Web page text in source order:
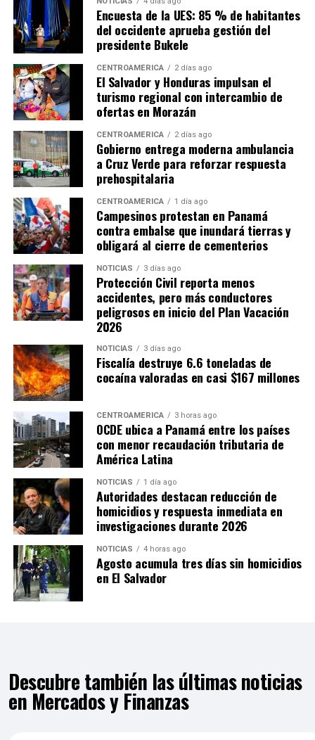
Encuesta de la UES: 85 % de habitantes
del occidente aprueba gestión del
presidente Bukele
CENTROAMÉRICA 2 días ago
El Salvador y Honduras impulsan el
turismo regional con intercambio de
ofertas en Morazán
CENTROAMÉRICA 2 días ago
Gobierno entrega moderna ambulancia
a Cruz Verde para reforzar respuesta
prehospitalaria
CENTROAMÉRICA 1 día ago
Campesinos protestan en Panamá
contra embalse que inundará tierras y
obligará al cierre de cementerios
NOTICIAS 3 días ago
Protección Civil reporta menos
accidentes, pero más conductores
peligrosos en inicio del Plan Vacación
2026
NOTICIAS 3 días ago
Fiscalía destruye 6.6 toneladas de
cocaína valoradas en casi $167 millones
CENTROAMÉRICA 3 horas ago
OCDE ubica a Panamá entre los países
con menor recaudación tributaria de
América Latina
NOTICIAS 1 día ago
Autoridades destacan reducción de
homicidios y respuesta inmediata en
investigaciones durante 2026
NOTICIAS 4 horas ago
Agosto acumula tres días sin homicidios
en El Salvador
Descubre también las últimas noticias
en Mercados y Finanzas